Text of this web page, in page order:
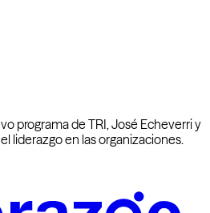
programa de TRI, José Echeverri y
liderazgo en las organizaciones.